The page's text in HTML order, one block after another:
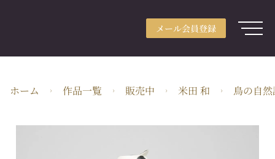
メール会員登録
用途別検索
分野別検索
ホーム 作品一覧 販売中 米田 和 鳥の自